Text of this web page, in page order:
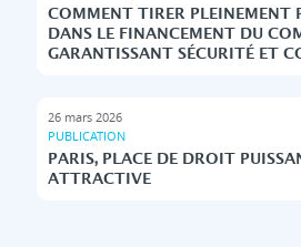
COMMENT TIRER PLEINEMENT
DANS LE FINANCEMENT DU
GARANTISSANT SÉCURITÉ ET
26 mars 2026
PUBLICATION
PARIS, PLACE DE DROIT
ATTRACTIVE